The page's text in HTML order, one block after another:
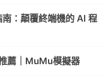
：顛覆終端機的 AI 程
薦｜MuMu模擬器